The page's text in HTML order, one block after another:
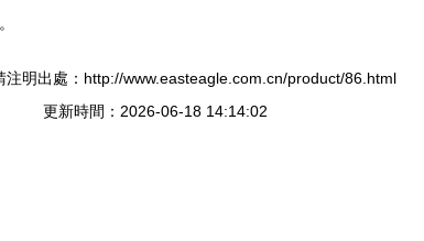
注明出處：http://www.easteagle.com.cn/product/86.html
更新時間：2026-06-18 14:14:02